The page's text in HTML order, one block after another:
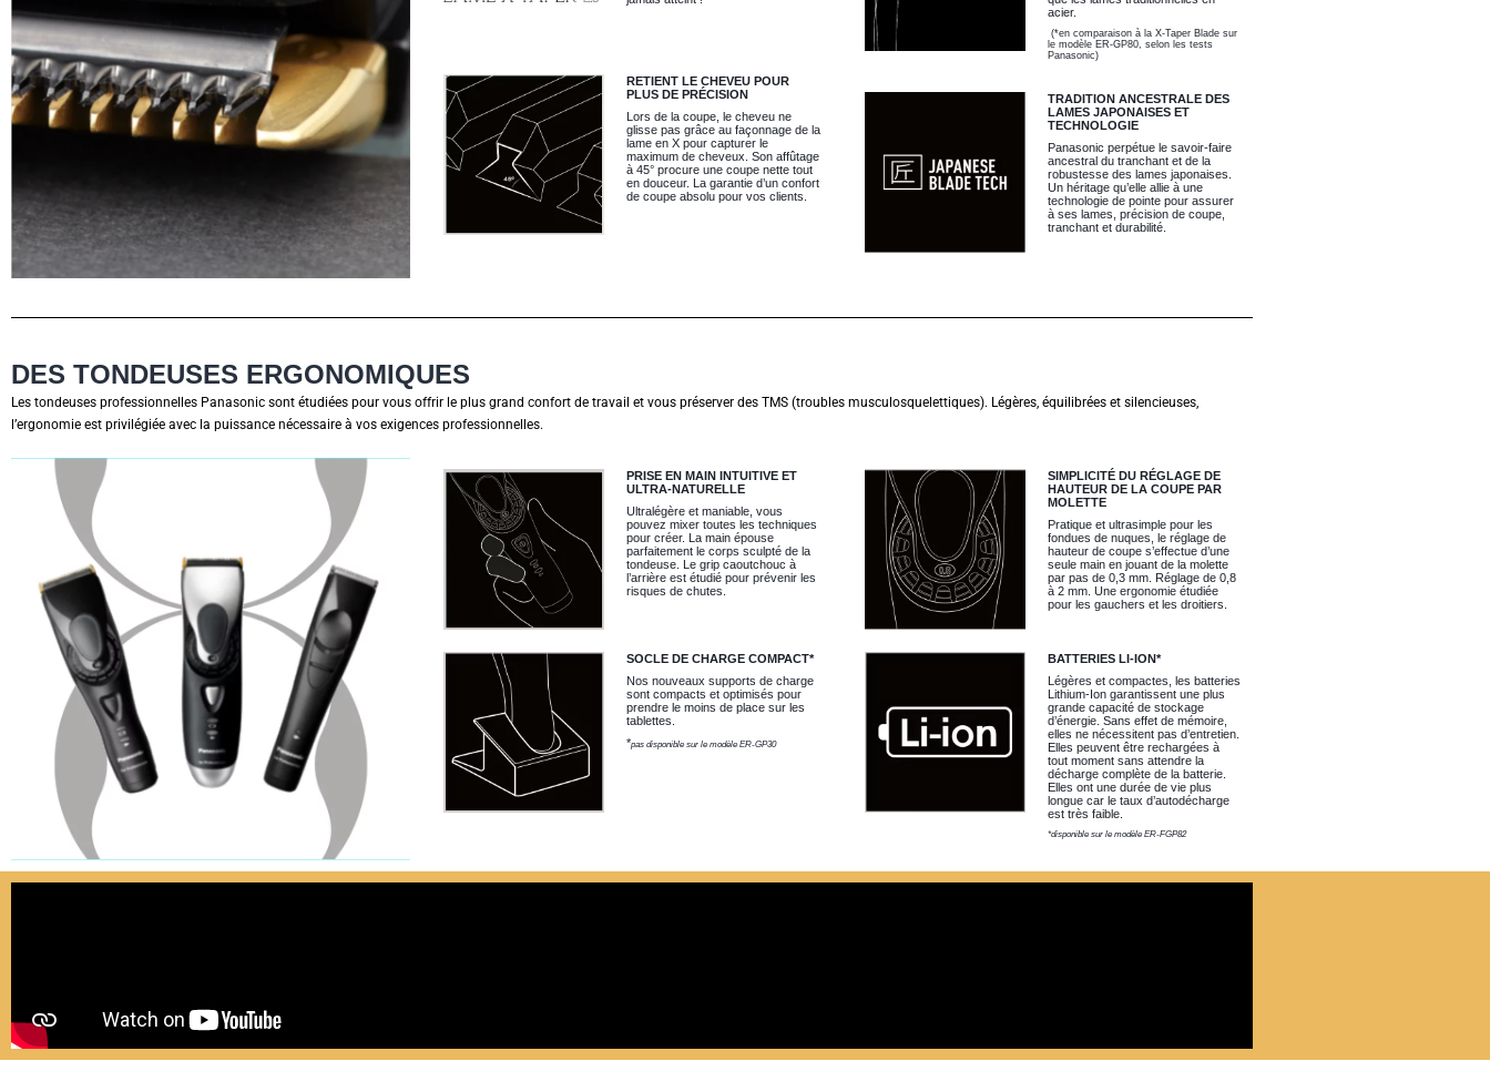
RETIENT LE CHEVEU POUR
PLUS DE PRÉCISION
Lors de la coupe, le cheveu ne
glisse pas grâce au façonnage de la
lame en X pour capturer le
maximum de cheveux. Son affûtage
à 45° procure une coupe nette tout
en douceur. La garantie d’un confort
de coupe absolu pour vos clients.
acier.
(*en comparaison à la X-Taper Blade sur
le modèle ER-GP80, selon les tests
Panasonic)
TRADITION ANCESTRALE DES
LAMES JAPONAISES ET
TECHNOLOGIE
Panasonic perpétue le savoir-faire
ancestral du tranchant et de la
robustesse des lames japonaises.
Un héritage qu’elle allie à une
technologie de pointe pour assurer
à ses lames, précision de coupe,
tranchant et durabilité.
DES TONDEUSES ERGONOMIQUES
Les tondeuses professionnelles Panasonic sont étudiées pour vous offrir le plus grand confort de travail et vous préserver des TMS (troubles musculosquelettiques). Légères, équilibrées et silencieuses,
l’ergonomie est privilégiée avec la puissance nécessaire à vos exigences professionnelles.
PRISE EN MAIN INTUITIVE ET
ULTRA-NATURELLE
Ultralégère et maniable, vous
pouvez mixer toutes les techniques
pour créer. La main épouse
parfaitement le corps sculpté de la
tondeuse. Le grip caoutchouc à
l’arrière est étudié pour prévenir les
risques de chutes.
SOCLE DE CHARGE COMPACT*
Nos nouveaux supports de charge
sont compacts et optimisés pour
prendre le moins de place sur les
tablettes.
*pas disponible sur le modèle ER-GP30
SIMPLICITÉ DU RÉGLAGE DE
HAUTEUR DE LA COUPE PAR
MOLETTE
Pratique et ultrasimple pour les
fondues de nuques, le réglage de
hauteur de coupe s’effectue d’une
seule main en jouant de la molette
par pas de 0,3 mm. Réglage de 0,8
à 2 mm. Une ergonomie étudiée
pour les gauchers et les droitiers.
BATTERIES LI-ION*
Légères et compactes, les batteries
Lithium-Ion garantissent une plus
grande capacité de stockage
d’énergie. Sans effet de mémoire,
elles ne nécessitent pas d’entretien.
Elles peuvent être rechargées à
tout moment sans attendre la
décharge complète de la batterie.
Elles ont une durée de vie plus
longue car le taux d’autodécharge
est très faible.
*disponible sur le modèle ER-FGP82